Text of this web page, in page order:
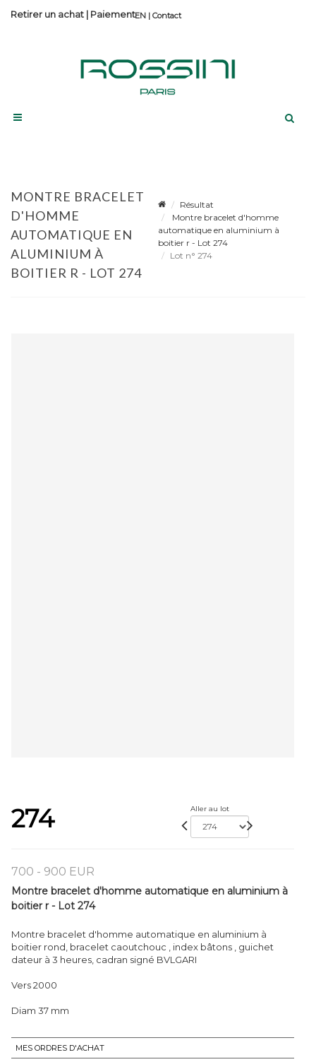
Contact
Retirer un achat | Paiement
MONTRE BRACELET
D'HOMME
AUTOMATIQUE EN
ALUMINIUM À
BOITIER R - LOT 274
Résultat
Montre bracelet d'homme
automatique en aluminium à
boitier r - Lot 274
Lot n° 274
274 Aller au lot
700 - 900 EUR
Montre bracelet d'homme automatique en aluminium à
boitier r - Lot 274
Montre bracelet d'homme automatique en aluminium à
boitier rond, bracelet caoutchouc , index bâtons , guichet
dateur à 3 heures, cadran signé BVLGARI
Vers 2000
Diam 37 mm
MES ORDRES D'ACHAT